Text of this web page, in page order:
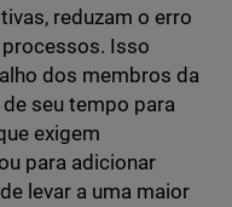
reduzam o erro
Isso
dos membros da
seu tempo para
exigem
para adicionar
levar a uma maior